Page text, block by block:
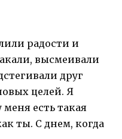
радости и
высмеивали
друг
целей. Я
меня есть такая
ты. С днем, когда